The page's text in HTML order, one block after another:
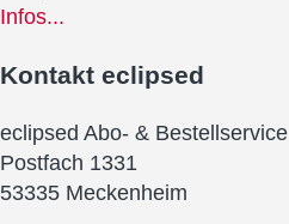
Infos...
Kontakt eclipsed
eclipsed Abo- & Bestellservice
Postfach 1331
53335 Meckenheim